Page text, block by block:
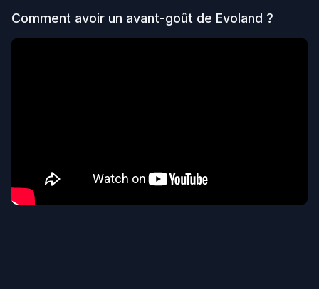
Comment avoir un avant-goût de Evoland ?